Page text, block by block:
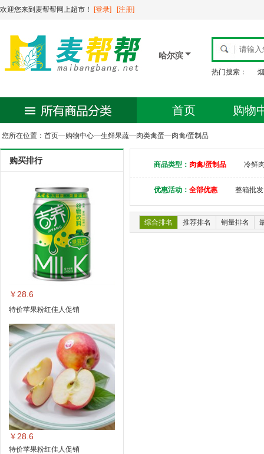
欢迎您来到麦帮帮网上超市！ [登录] [注册]
哈尔滨
热门搜索： 烟
首页 购物
您所在位置： 首页—购物中心—生鲜果蔬—肉类禽蛋—肉禽/蛋制品
购买排行
￥28.6
特价苹果粉红佳人促销
￥28.6
特价苹果粉红佳人促销
商品类型： 肉禽/蛋制品 冷鲜
优惠活动： 全部优惠 整箱批发
综合排名 推荐排名 销量排名